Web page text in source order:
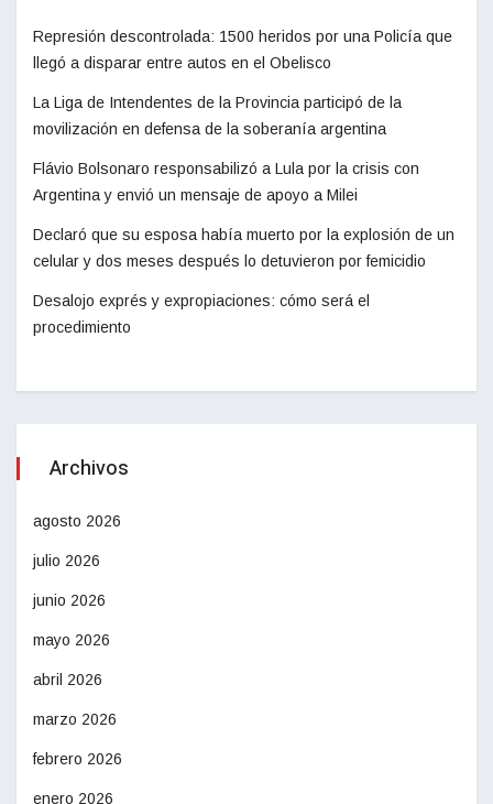
Represión descontrolada: 1500 heridos por una Policía que
llegó a disparar entre autos en el Obelisco
La Liga de Intendentes de la Provincia participó de la
movilización en defensa de la soberanía argentina
Flávio Bolsonaro responsabilizó a Lula por la crisis con
Argentina y envió un mensaje de apoyo a Milei
Declaró que su esposa había muerto por la explosión de un
celular y dos meses después lo detuvieron por femicidio
Desalojo exprés y expropiaciones: cómo será el
procedimiento
Archivos
agosto 2026
julio 2026
junio 2026
mayo 2026
abril 2026
marzo 2026
febrero 2026
enero 2026